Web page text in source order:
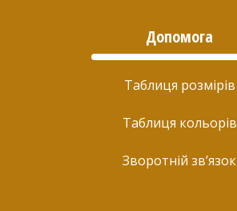
Допомога
Таблиця розмірів
Таблиця кольорів
Зворотній зв’язок